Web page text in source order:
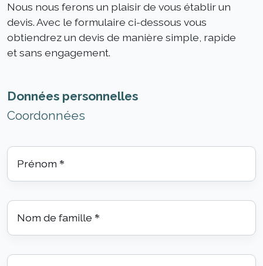
Nous nous ferons un plaisir de vous établir un
devis. Avec le formulaire ci-dessous vous
obtiendrez un devis de manière simple, rapide
et sans engagement.
Données personnelles
Coordonnées
Prénom *
Nom de famille *